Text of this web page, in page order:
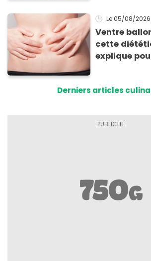
Le 05/08/2026
Ventre
cette
explique
Derniers articles